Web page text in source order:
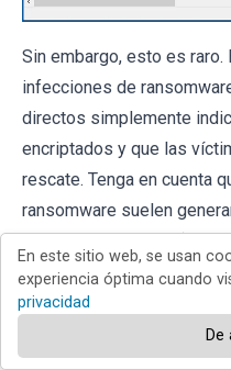
Sin embargo, esto es
infecciones de
directos simplemente
encriptados y que las
rescate. Tenga en cuenta
ransomware suelen
ME.txt", "
"DECRYPT_FILES.html
de un mensaje de rescate
de identificar la infección.
En este sitio web, se usan
experiencia óptima cuando
privacidad
De